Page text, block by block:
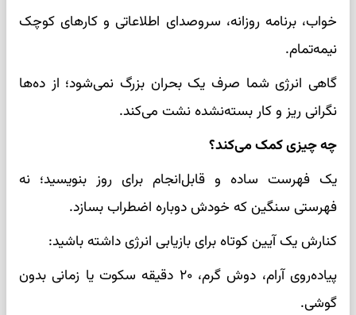
خواب، برنامه روزانه، سروصدای اطلاعاتی و کارهای کوچک
نیمه‌تمام.
گاهی انرژی شما صرف یک بحران بزرگ نمی‌شود؛ از ده‌ها
نگرانی ریز و کار بسته‌نشده نشت می‌کند.
چه چیزی کمک می‌کند؟
یک فهرست ساده و قابل‌انجام برای روز بنویسید؛ نه
فهرستی سنگین که خودش دوباره اضطراب بسازد.
کنارش یک آیین کوتاه برای بازیابی انرژی داشته باشید:
پیاده‌روی آرام، دوش گرم، ۲۰ دقیقه سکوت یا زمانی بدون
گوشی.